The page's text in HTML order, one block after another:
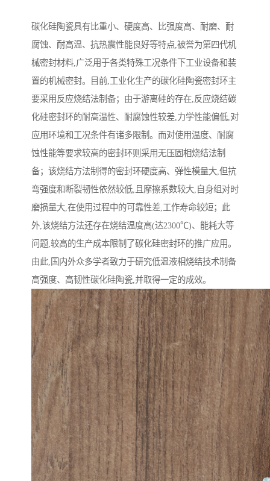
碳化硅陶瓷具有比重小、硬度高、比强度高、耐磨、耐
腐蚀、耐高温、抗热震性能良好等特点,被誉为第四代机
械密封材料,广泛用于各类特殊工况条件下工业设备和装
置的机械密封。目前,工业化生产的碳化硅陶瓷密封环主
要采用反应烧结法制备；由于游离硅的存在,反应烧结碳
化硅密封环的耐高温性、耐腐蚀性较差,力学性能偏低,对
应用环境和工况条件有诸多限制。而对使用温度、耐腐
蚀性能等要求较高的密封环则采用无压固相烧结法制
备；该烧结方法制得的密封环硬度高、弹性模量大,但抗
弯强度和断裂韧性依然较低,且摩擦系数较大,自身组对时
磨损量大,在使用过程中的可靠性差,工作寿命较短；此
外,该烧结方法还存在烧结温度高(达2300℃)、能耗大等
问题,较高的生产成本限制了碳化硅密封环的推广应用。
由此,国内外众多学者致力于研究低温液相烧结技术制备
高强度、高韧性碳化硅陶瓷,并取得一定的成效。